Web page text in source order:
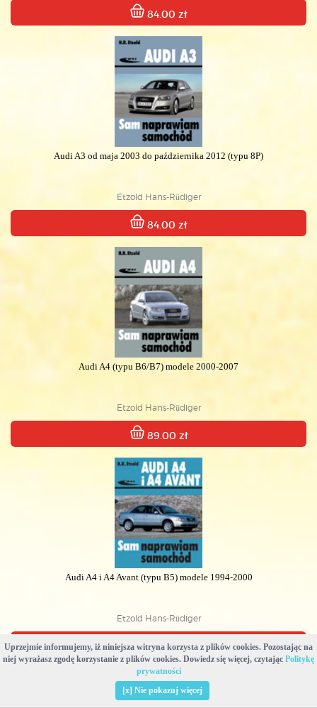
84.00 zł
Audi A3 od maja 2003 do października 2012 (typu 8P)
Etzold Hans-Rüdiger
84.00 zł
Audi A4 (typu B6/B7) modele 2000-2007
Etzold Hans-Rüdiger
89.00 zł
Audi A4 i A4 Avant (typu B5) modele 1994-2000
Etzold Hans-Rüdiger
89.00 zł
Uprzejmie informujemy, iż niniejsza witryna korzysta z plików cookies. Pozostając na
niej wyrażasz zgodę korzystanie z plików cookies. Dowiedz się więcej, czytając Politykę
prywatności
[x] Nie pokazuj więcej